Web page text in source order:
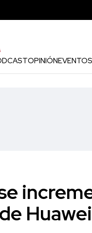
OPINIÓNEVENTOS
Huawei